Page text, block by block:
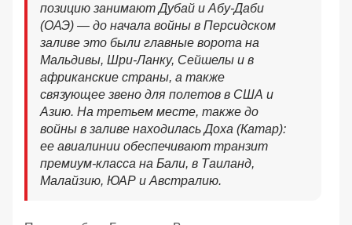
позицию занимают Дубай и Абу-Даби
(ОАЭ) — до начала войны в Персидском
заливе это были главные ворота на
Мальдивы, Шри-Ланку, Сейшелы и в
африканские страны, а также
связующее звено для полетов в США и
Азию. На третьем месте, также до
войны в заливе находилась Доха (Катар):
ее авиалинии обеспечивают транзит
премиум-класса на Бали, в Таиланд,
Малайзию, ЮАР и Австралию.